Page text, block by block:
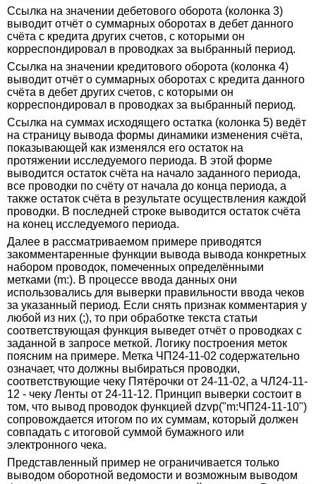
Ссылка на значении дебетового оборота (колонка 3)
выводит отчёт о суммарных оборотах в дебет данного
счёта с кредита других счетов, с которыми он
корреспондировал в проводках за выбранный период.
Ссылка на значении кредитового оборота (колонка 4)
выводит отчёт о суммарных оборотах с кредита данного
счёта в дебет других счетов, с которыми он
корреспондировал в проводках за выбранный период.
Ссылка на суммах исходящего остатка (колонка 5) ведёт
на страницу вывода формы динамики изменения счёта,
показывающей как изменялся его остаток на
протяжении исследуемого периода. В этой форме
выводится остаток счёта на начало заданного периода,
все проводки по счёту от начала до конца периода, а
также остаток счёта в результате осуществления каждой
проводки. В последней строке выводится остаток счёта
на конец исследуемого периода.
Далее в рассматриваемом примере приводятся
закомментаренные функции вывода вывода конкретных
набором проводок, помеченных определёнными
метками (m:). В процессе ввода данных они
использовались для выверки правильности ввода чеков
за указанный период. Если снять признак комментария у
любой из них (;), то при обработке текста статьи
соответствующая функция выведет отчёт о проводках с
заданной в запросе меткой. Логику построения меток
поясним на примере. Метка ЧП24-11-02 содержательно
означает, что должны выбираться проводки,
соответствующие чеку Пятёрочки от 24-11-02, а ЧЛ24-11-
12 - чеку Ленты от 24-11-12. Принцип выверки состоит в
том, что вывод проводок функцией dzvp("m:ЧП24-11-10")
сопровождается итогом по их суммам, который должен
совпадать с итоговой суммой бумажного или
электронного чека.
Представленный пример не ограничивается только
выводом оборотной ведомости и возможным выводом